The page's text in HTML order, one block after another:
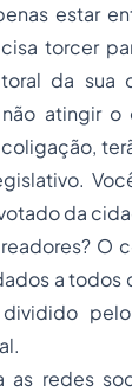
estar
torcer
da sua
atingir o
da
O
a todos
as redes